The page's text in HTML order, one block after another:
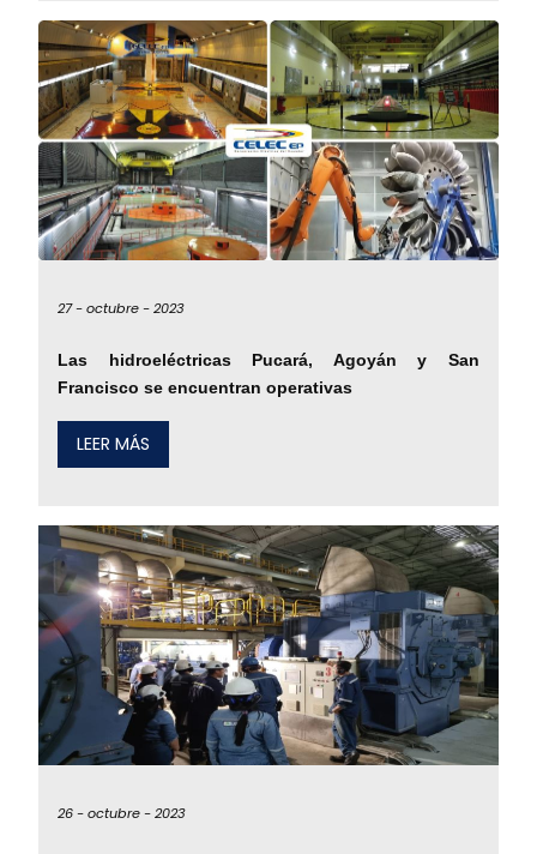
27 -octubre -2023
Las hidroeléctricas Pucará, Agoyán y San
Francisco se encuentran operativas
LEER MÁS
26 -octubre -2023